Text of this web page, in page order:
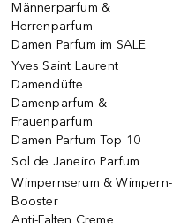
Männerparfum &
Herrenparfum
Damen Parfum im SALE
Yves Saint Laurent
Damendüfte
Damenparfum &
Frauenparfum
Damen Parfum Top 10
Sol de Janeiro Parfum
Wimpernserum & Wimpern-
Booster
Anti-Falten Creme